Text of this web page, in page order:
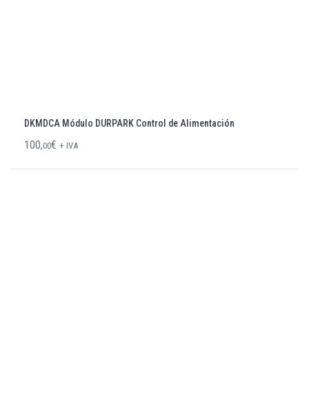
DKMDCA Módulo DURPARK Control de Alimentación
100,00€ + IVA